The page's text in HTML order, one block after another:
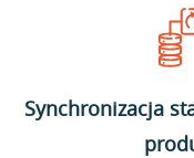
Synchronizacja